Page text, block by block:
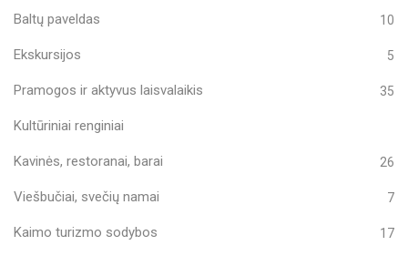
Baltų paveldas 10
Ekskursijos 5
Pramogos ir aktyvus laisvalaikis 35
Kultūriniai renginiai
Kavinės, restoranai, barai 26
Viešbučiai, svečių namai 7
Kaimo turizmo sodybos 17